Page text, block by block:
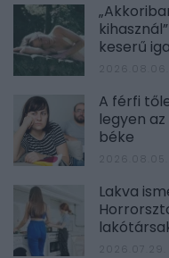
keserű
A férfi
legyen
béke
Lakva
2026.07.29.